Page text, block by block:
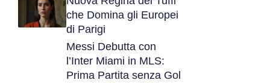
che Domina gli Europei
di Parigi
Messi Debutta con
l’Inter Miami in MLS:
Prima Partita senza Gol